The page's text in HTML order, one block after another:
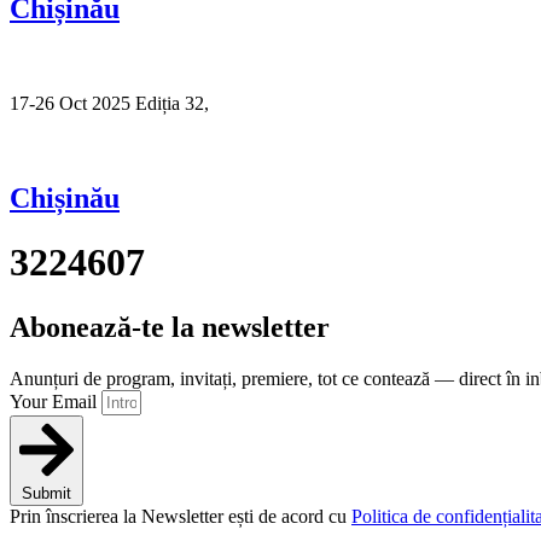
Chișinău
17-26 Oct 2025 Ediția 32,
Chișinău
3224607
Abonează-te la newsletter
Anunțuri de program, invitați, premiere, tot ce contează — direct în
Your Email
Submit
Prin înscrierea la Newsletter ești de acord cu Politica de